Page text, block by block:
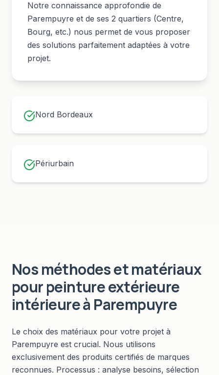
Notre connaissance approfondie de
Parempuyre et de ses 2 quartiers (Centre,
Bourg, etc.) nous permet de vous proposer
des solutions parfaitement adaptées à votre
projet.
Nord Bordeaux
Périurbain
Nos méthodes et matériaux
pourpeinture extérieure
intérieureà Parempuyre
Le choix des matériaux pour votre projet à
Parempuyre est crucial. Nous utilisons
exclusivement des produits certifiés de marques
reconnues. Processus : analyse besoins, sélection